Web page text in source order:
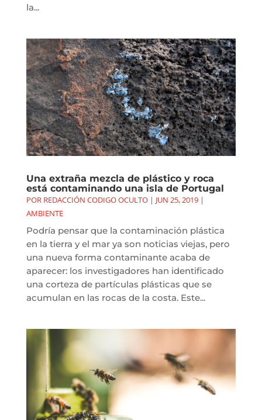
la...
Una extraña mezcla de plástico y roca
está contaminando una isla de Portugal
POR REDACCIÓN CODIGO OCULTO| JUN 25, 2019|
AMBIENTE
Podría pensar que la contaminación plástica
en la tierra y el mar ya son noticias viejas, pero
una nueva forma contaminante acaba de
aparecer: los investigadores han identificado
una corteza de partículas plásticas que se
acumulan en las rocas de la costa. Este...